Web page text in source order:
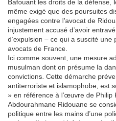
Bafouant les droits de la défense,
même exigé que des poursuites
engagées contre l’avocat de
injustement accusé d’avoir
d’expulsion – ce qui a suscité
avocats de France.
Ici comme souvent, une mesure
musulman dont on présume la
convictions. Cette démarche
antiterroriste et islamophobe, est
» en référence à l’œuvre de Philip
Abdourahmane Ridouane se
politique entre les mains d’une